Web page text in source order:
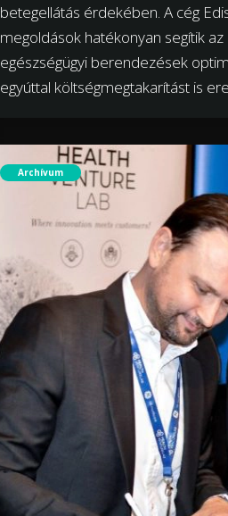
betegellátás érdekében. A cég
megoldások hatékonyan segítik
egészségügyi berendezések
egyúttal költségmegtakarítást is
Archívum